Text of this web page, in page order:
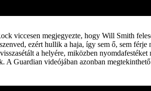
viccesen megjegyezte, hogy Will Smith
ezért hullik a haja, így sem ő, sem
a helyére, miközben
Guardian videójában azonban